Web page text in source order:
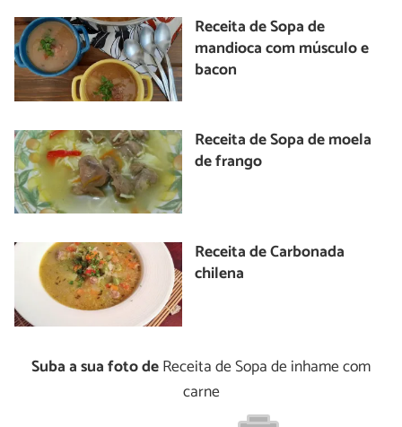
Receita de Sopa de
mandioca com músculo e
bacon
Receita de Sopa de moela
de frango
Receita de Carbonada
chilena
Suba a sua foto deReceita de Sopa de inhame com
carne